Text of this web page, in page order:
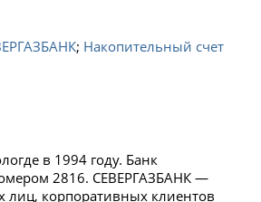
; Накопительный счет
в 1994 году. Банк
2816. СЕВЕРГАЗБАНК —
лиц, корпоративных клиентов